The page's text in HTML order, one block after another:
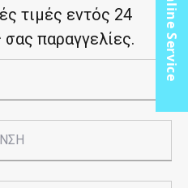
τιμές εντός 24
παραγγελίες.
Online Service